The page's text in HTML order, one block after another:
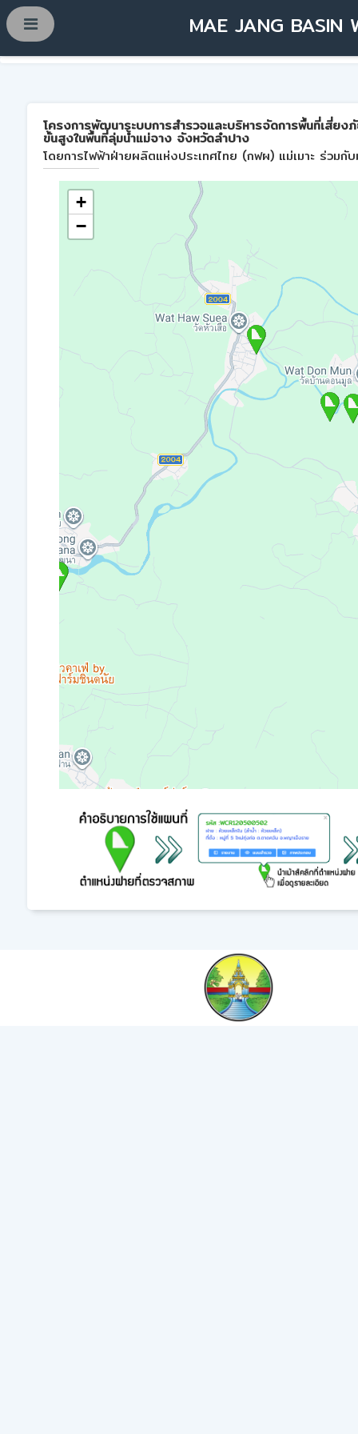
MAE JANG BASIN
โครงการพัฒนาระบบการสำรวจและบริหารจัดการพื้นที่เสี่ย
ขั้นสูงในพื้นที่ลุ่มน้ำแม่จาง จังหวัดลำปาง
โดยการไฟฟ้าฝ่ายผลิตแห่งประเทศไทย (กฟผ) แม่เมาะ ร่วมกั
+
−